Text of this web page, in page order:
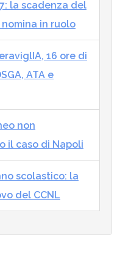
la scadenza del
in ruolo
16 ore di
ATA e
non
il caso di Napoli
scolastico: la
del CCNL